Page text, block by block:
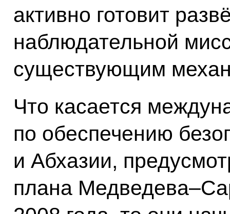
активно готовит
наблюдательной
существующим
Что касается
по обеспечению
и Абхазии,
плана